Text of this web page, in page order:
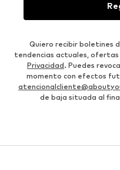
Quiero recibir boletines
tendencias actuales, ofertas
Privacidad. Puedes
momento con efectos
de baja situada al